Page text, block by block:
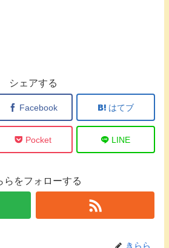
シェアする
Facebook はてブ
Pocket LINE
らをフォローする
きらら